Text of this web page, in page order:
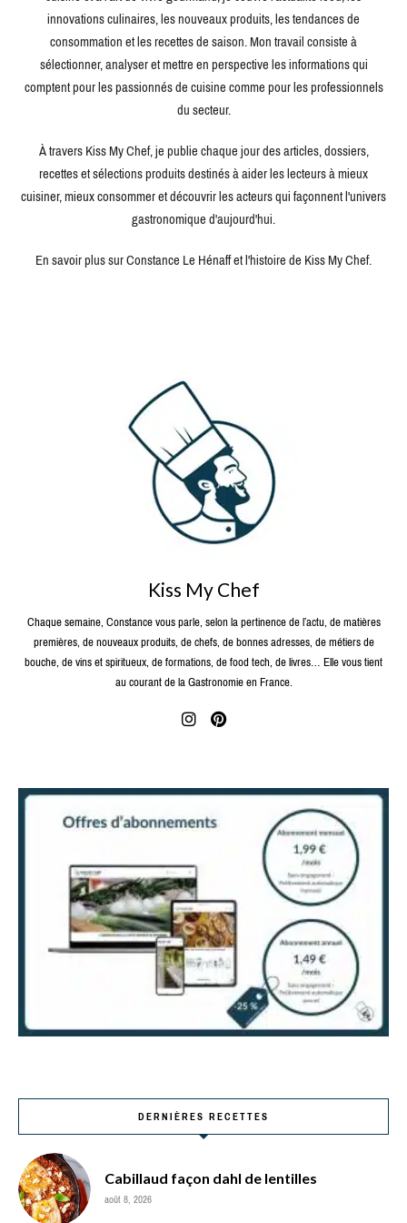
innovations culinaires, les nouveaux produits, les tendances de
consommation et les recettes de saison. Mon travail consiste à
sélectionner, analyser et mettre en perspective les informations qui
comptent pour les passionnés de cuisine comme pour les professionnels
du secteur.
À travers Kiss My Chef, je publie chaque jour des articles, dossiers,
recettes et sélections produits destinés à aider les lecteurs à mieux
cuisiner, mieux consommer et découvrir les acteurs qui façonnent l'univers
gastronomique d'aujourd'hui.
En savoir plus sur Constance Le Hénaff et l'histoire de Kiss My Chef.
Kiss My Chef
Chaque semaine, Constance vous parle, selon la pertinence de l’actu, de matières
premières, de nouveaux produits, de chefs, de bonnes adresses, de métiers de
bouche, de vins et spiritueux, de formations, de food tech, de livres… Elle vous tient
au courant de la Gastronomie en France.
DERNIÈRES RECETTES
Cabillaud façon dahl de lentilles
août 8, 2026